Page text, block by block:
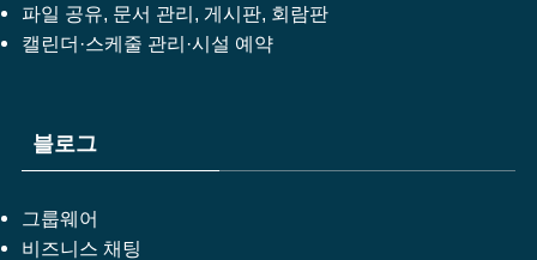
파일 공유, 문서 관리, 게시판, 회람판
캘린더·스케줄 관리·시설 예약
블로그
그룹웨어
비즈니스 채팅